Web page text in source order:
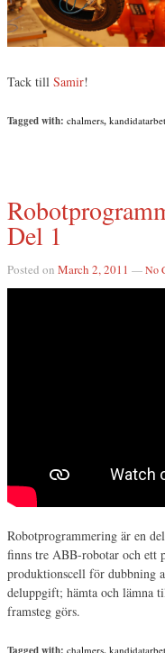
Tack till Samir!
Tagged with: chalmers,
Del 1
Posted on March 2, 2011 —No
Robotprogrammering är en
finns tre ABB-robotar och ett
produktionscell för dubbning
deluppgift; hämta och lämna
framsteg görs.
chalmers